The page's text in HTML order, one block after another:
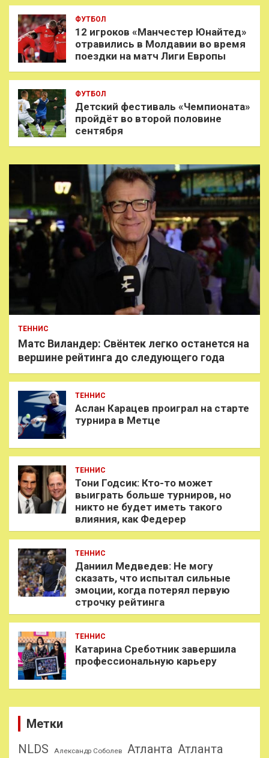
ФУТБОЛ
12 игроков «Манчестер Юнайтед»
отравились в Молдавии во время
поездки на матч Лиги Европы
ФУТБОЛ
Детский фестиваль «Чемпионата»
пройдёт во второй половине
сентября
ТЕННИС
Матс Виландер: Свёнтек легко останется на
вершине рейтинга до следующего года
ТЕННИС
Аслан Карацев проиграл на старте
турнира в Метце
ТЕННИС
Тони Годсик: Кто-то может
выиграть больше турниров, но
никто не будет иметь такого
влияния, как Федерер
ТЕННИС
Даниил Медведев: Не могу
сказать, что испытал сильные
эмоции, когда потерял первую
строчку рейтинга
ТЕННИС
Катарина Среботник завершила
профессиональную карьеру
Метки
NLDS
Александр Соболев Атланта Атланта